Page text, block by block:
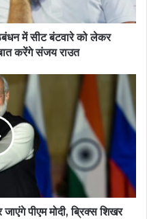
में सीट बंटवारे को लेकर
करेंगे संजय राउत
पीएम मोदी, ब्रिक्स शिखर